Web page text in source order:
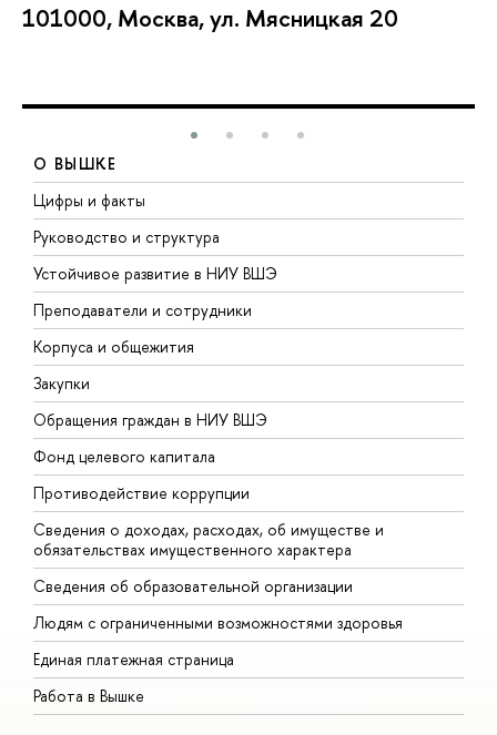
101000, Москва, ул. Мясницкая 20
О ВЫШКЕ
Цифры и факты
Руководство и структура
Устойчивое развитие в НИУ ВШЭ
Преподаватели и сотрудники
Корпуса и общежития
Закупки
Обращения граждан в НИУ ВШЭ
Фонд целевого капитала
Противодействие коррупции
Сведения о доходах, расходах, об имуществе и
обязательствах имущественного характера
Сведения об образовательной организации
Людям с ограниченными возможностями здоровья
Единая платежная страница
Работа в Вышке